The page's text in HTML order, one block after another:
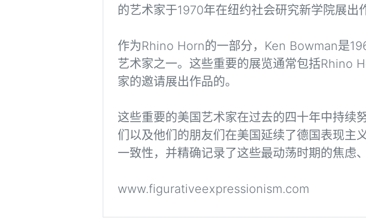
的艺术家于1970年在纽约社会研究新学院展出
作为Rhino Horn的一部分，Ken Bowman是
艺术家之一。这些重要的展览通常包括Rhino
家的邀请展出作品的。
这些重要的美国艺术家在过去的四十年中持续
们以及他们的朋友们在美国延续了德国表现主
一致性，并精确记录了这些最动荡时期的焦虑
www.figurativeexpressionism.com